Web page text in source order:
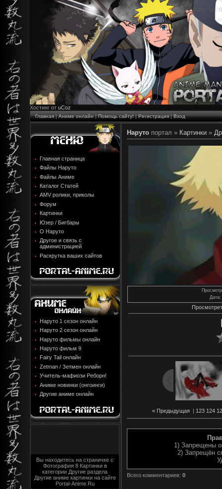
Хостинг от uCoz
Главная|Аниме онлайн|Помощь сайту!|Регистрация|Вход
Главная страница
Файлы Наруто
Файлы Аниме
Каталог Статей
AMV ролики, приколы
Форум
Картинки
Юзер / Бигбары
О Наруто
Другое и связь с
администрацией
Раскрутка ваших сайтов
Наруто 1 сезон онлайн
Наруто 2 сезон онлайн
Наруто фильмы онлайн
Наруто фильм 9
Fairy Tail онлайн
Zetman / Зетмен онлайн
Учитель-мафиози Реборн!
Аниме новинки (онгоинги)
Другие аниме онлайн
Вы находитесь на страничке с
Фотография 8 Картинки в
категории Другие раздела
Другие аниме картинки на сайте
Portal-Anime.Ru
Наруто портал » Картинки »
Дата:
« Предыдущая 123 124
1) Запрещены
2) Запрещён
Всего комментариев: 0